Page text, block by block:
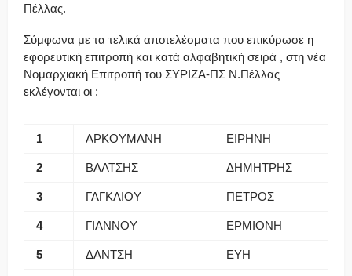
Πέλλας.
Σύμφωνα με τα τελικά αποτελέσματα που επικύρωσε η
εφορευτική επιτροπή και κατά αλφαβητική σειρά , στη νέα
Νομαρχιακή Επιτροπή του ΣΥΡΙΖΑ-ΠΣ Ν.Πέλλας
εκλέγονται οι :
1 ΑΡΚΟΥΜΑΝΗ ΕΙΡΗΝΗ
2 ΒΑΛΤΣΗΣ ΔΗΜΗΤΡΗΣ
3 ΓΑΓΚΛΙΟΥ ΠΕΤΡΟΣ
4 ΓΙΑΝΝΟΥ ΕΡΜΙΟΝΗ
5 ΔΑΝΤΣΗ ΕΥΗ